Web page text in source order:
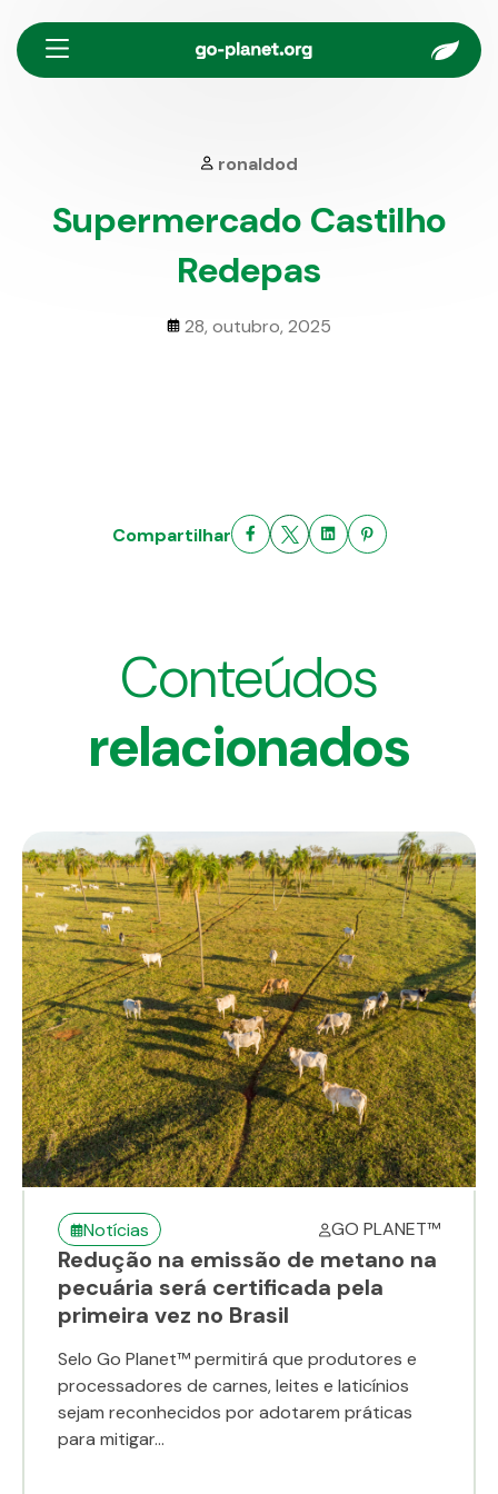
Menu
ronaldod
Supermercado Castilho
Redepas
28, outubro, 2025
Compartilhar
Conteúdos
relacionados
Notícias GO PLANET™
Redução na emissão de metano na
pecuária será certificada pela
primeira vez no Brasil
Selo Go Planet™ permitirá que produtores e
processadores de carnes, leites e laticínios
sejam reconhecidos por adotarem práticas
para mitigar...